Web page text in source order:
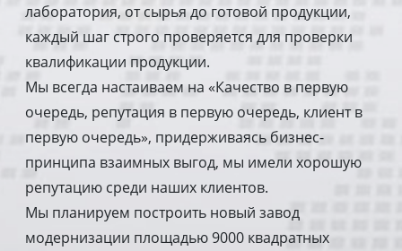
лаборатория, от сырья до готовой продукции,
каждый шаг строго проверяется для проверки
квалификации продукции.
Мы всегда настаиваем на «Качество в первую
очередь, репутация в первую очередь, клиент в
первую очередь», придерживаясь бизнес-
принципа взаимных выгод, мы имели хорошую
репутацию среди наших клиентов.
Мы планируем построить новый завод
модернизации площадью 9000 квадратных